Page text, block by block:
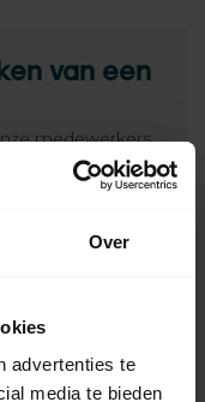
Over
advertenties te
media te bieden
van een
medewerkers
9,95